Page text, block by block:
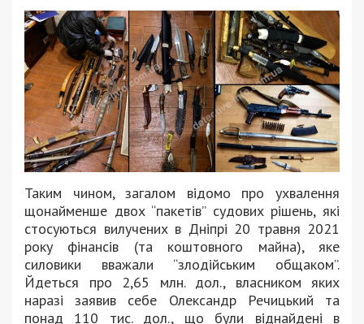
Таким чином, загалом відомо про ухвалення
щонайменше двох “пакетів” судових рішень, які
стосуються вилучених в Дніпрі 20 травня 2021
року фінансів (та коштовного майна), яке
силовики вважали “злодійським общаком”.
Йдеться про 2,65 млн. дол., власником яких
наразі заявив себе Олександр Речицький та
понад 110 тис. дол., що були віднайдені в